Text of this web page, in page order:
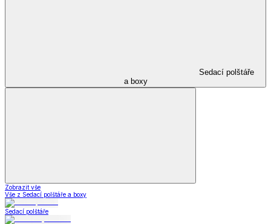
Sedací polštáře
a boxy
Zobrazit vše
Vše z Sedací polštáře a boxy
Sedací polštáře